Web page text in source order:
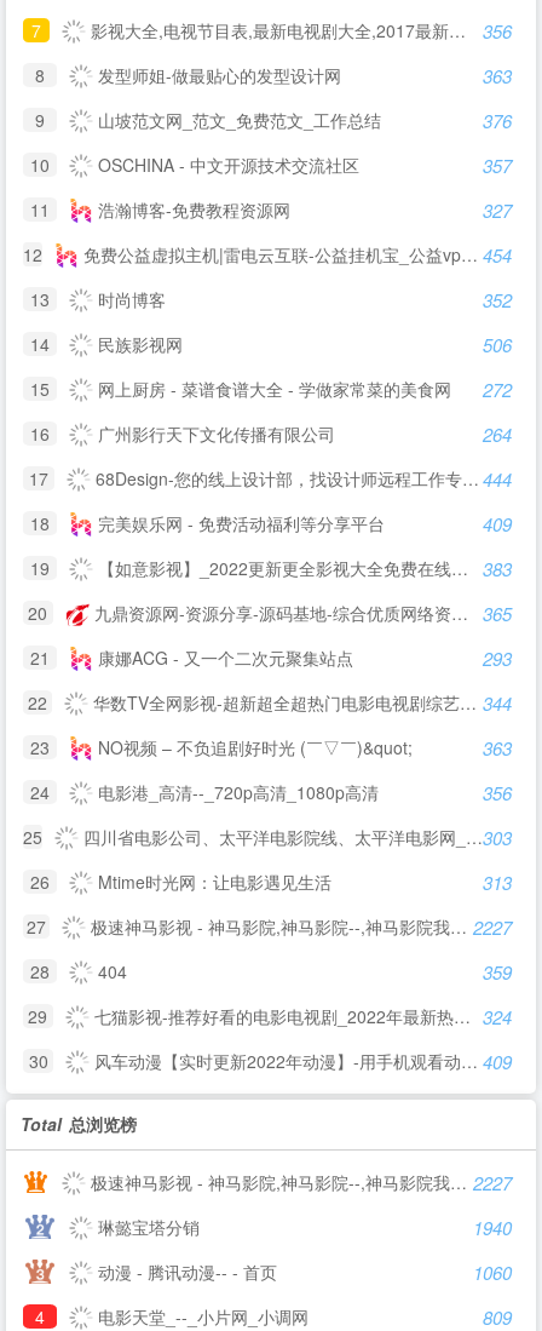
7 影视大全,电视节目表,最新电视剧大全,2017最新电影大全 - 瓜田网 356
8 发型师姐-做最贴心的发型设计网 363
9 山坡范文网_范文_免费范文_工作总结 376
10 OSCHINA - 中文开源技术交流社区 357
11 浩瀚博客-免费教程资源网 327
12 免费公益虚拟主机|雷电云互联-公益挂机宝_公益vps挂机宝_公益云电脑_3元挂机宝_4元挂机宝_低价挂机宝_低价云电脑_5元挂机宝_达龙云电脑-挂机宝官网 454
13 时尚博客 352
14 民族影视网 506
15 网上厨房 - 菜谱食谱大全 - 学做家常菜的美食网 272
16 广州影行天下文化传播有限公司 264
17 68Design-您的线上设计部，找设计师远程工作专业平台 444
18 完美娱乐网 - 免费活动福利等分享平台 409
19 【如意影视】_2022更新更全影视大全免费在线观看 383
20 九鼎资源网-资源分享-源码基地-综合优质网络资源收集分享 365
21 康娜ACG - 又一个二次元聚集站点 293
22 华数TV全网影视-超新超全超热门电影电视剧综艺动漫直播-- 344
23 NO视频 – 不负追剧好时光 (￣▽￣)&quot; 363
24 电影港_高清--_720p高清_1080p高清 356
25 四川省电影公司、太平洋电影院线、太平洋电影网_www.cinema.com.cn_影院加盟、全国影院加盟，热线18908083377，QQ16445003，马先生303
26 Mtime时光网：让电影遇见生活 313
27 极速神马影视 - 神马影院,神马影院--,神马影院我不卡,神马电影网 2227
28 404 359
29 七猫影视-推荐好看的电影电视剧_2022年最新热门影片排行 324
30 风车动漫【实时更新2022年动漫】-用手机观看动漫的网站 409
Total 总浏览榜
极速神马影视 - 神马影院,神马影院--,神马影院我不卡,神马电影网 2227
琳懿宝塔分销 1940
动漫 - 腾讯动漫-- - 首页 1060
4 电影天堂_--_小片网_小调网 809